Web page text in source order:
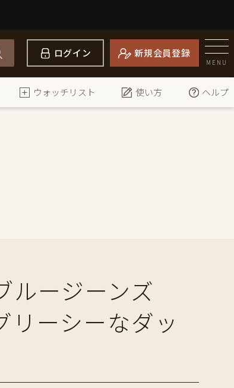
ログイン 新規会員登録
MENU
ウォッチリスト 使い方 ヘルプ
ルージーンズ
ーシーなダッ